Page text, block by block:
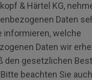
& Härtel KG,
Daten
informieren, welche
Daten wir
den gesetzlichen
beachten Sie